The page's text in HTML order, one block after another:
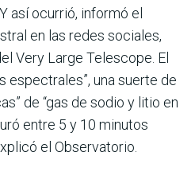
así ocurrió, informó el
en las redes sociales,
Very Large Telescope. El
espectrales”, una suerte de
de “gas de sodio y litio en
entre 5 y 10 minutos
el Observatorio.